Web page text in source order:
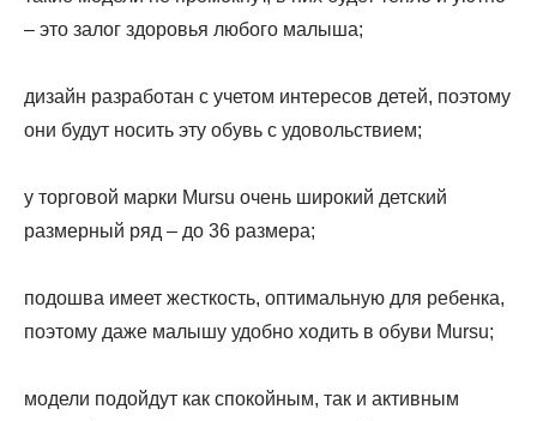
– это залог здоровья любого малыша;
дизайн разработан с учетом интересов детей, поэтому
они будут носить эту обувь с удовольствием;
у торговой марки Mursu очень широкий детский
размерный ряд – до 36 размера;
подошва имеет жесткость, оптимальную для ребенка,
поэтому даже малышу удобно ходить в обуви Mursu;
модели подойдут как спокойным, так и активным